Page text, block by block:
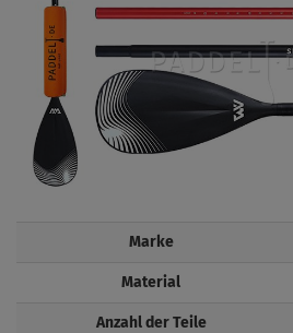
Marke
Material
Anzahl der Teile